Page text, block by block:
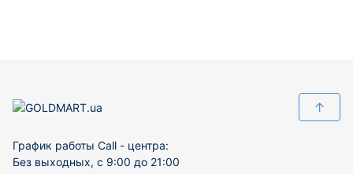
↑
График работы Call - центра:
Без выходных, с 9:00 до 21:00